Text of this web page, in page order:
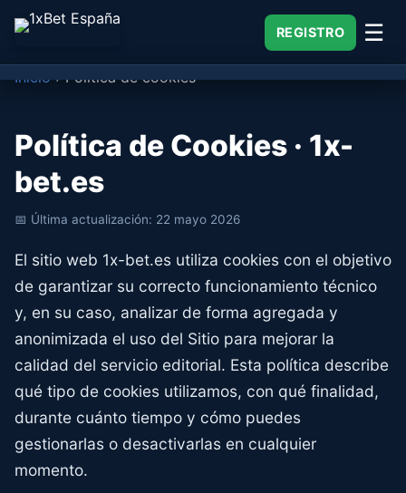
REGISTRO ☰
Inicio›Política de cookies
Política de Cookies · 1x-
bet.es
📅 Última actualización: 22 mayo 2026
El sitio web 1x-bet.es utiliza cookies con el objetivo
de garantizar su correcto funcionamiento técnico
y, en su caso, analizar de forma agregada y
anonimizada el uso del Sitio para mejorar la
calidad del servicio editorial. Esta política describe
qué tipo de cookies utilizamos, con qué finalidad,
durante cuánto tiempo y cómo puedes
gestionarlas o desactivarlas en cualquier
momento.